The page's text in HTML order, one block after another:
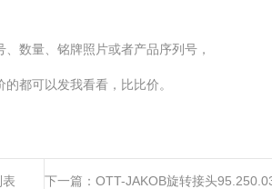
数量、铭牌照片或者产品序列号，
都可以发我看看，比比价。
下一篇： OTT-JAKOB旋转接头